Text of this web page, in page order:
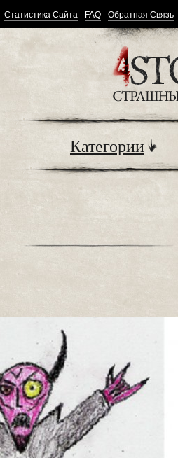
Статистика Сайта FAQ Обратная Связь
Категории